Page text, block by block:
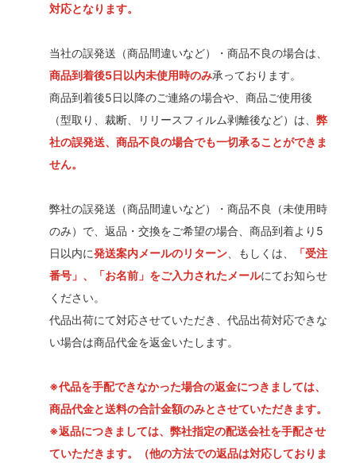
対応となります。
当社の誤発送（商品間違いなど）・商品不良の場合は、
商品到着後5日以内未使用時のみ承っております。
商品到着後5日以降のご連絡の場合や、商品ご使用後
（型取り、裁断、リリースフィルム剥離後など）は、 弊
社の誤発送、商品不良の場合でも一切承ることができま
せん。
弊社の誤発送（商品間違いなど）・商品不良（未使用時
のみ）で、返品・交換をご希望の場合、商品到着より5
日以内に発送案内メールのリターン 、もしくは、
「受注
番号」、「お名前」をご入力されたメールにてお知らせ
ください。
代品出荷にて対応させていただき、代品出荷対応できな
い場合は商品代金を返金いたします。
※代品を手配できなかった場合の返金につきましては、
商品代金と送料の合計金額のみとさせていただきます。
※返品につきましては、弊社指定の配送会社を手配させ
ていただきます。（他の方法での返品は対応しておりま